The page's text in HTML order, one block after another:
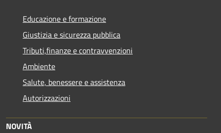
Educazione e formazione
Giustizia e sicurezza pubblica
Tributi,finanze e contravvenzioni
Ambiente
Salute, benessere e assistenza
Autorizzazioni
NOVITÀ